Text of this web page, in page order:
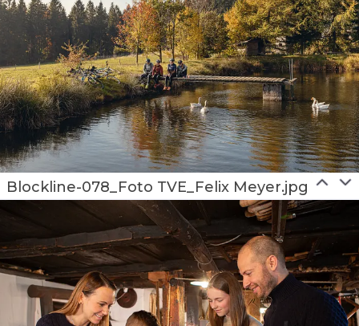
Blockline-078_Foto TVE_Felix Meyer.jpg